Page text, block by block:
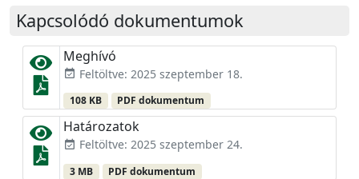
Kapcsolódó dokumentumok
Meghívó
event_available Feltöltve: 2025 szeptember 18.
108 KB PDF dokumentum
Határozatok
event_available Feltöltve: 2025 szeptember 24.
3 MB PDF dokumentum